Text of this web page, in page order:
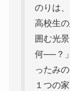
のりは
高校生
囲む光
何──？
ったみ
１つの